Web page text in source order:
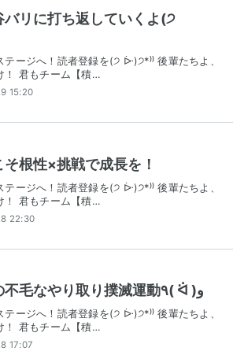
バリに打ち返していくよ(੭
テージへ！読者登録を(੭ ᐕ)੭*⁾⁾ 後輩たちよ、
！ 君もチーム【積…
15:20
根性×挑戦で成長を！
テージへ！読者登録を(੭ ᐕ)੭*⁾⁾ 後輩たちよ、
！ 君もチーム【積…
22:30
勉強しなさい系の不毛なやり取り撲滅運動٩( ᐛ )و
テージへ！読者登録を(੭ ᐕ)੭*⁾⁾ 後輩たちよ、
！ 君もチーム【積…
17:07